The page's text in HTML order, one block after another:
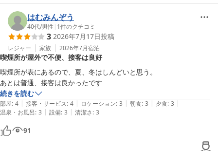
ご宿泊の感想をお寄せいただき重ねて御礼申し上げます。
価格につきましてご納得いただけたとのこと、安心いたしました。
今後もお客様に快適にお過ごしいただけるよう、サービスの向上に
努めてまいります。
またのお越しをスタッフ一同、心よりお待ちしております。
ホテル奥久慈館
菊池
大子温泉 ホテル奥久慈館（伊東園ホテルズ）
はむみんぞう
40代/男性 | 1件のクチコミ
3 2026年7月17日投稿
レジャー 家族 2026年7月宿泊
喫煙所が屋外で不便、接客は良好
喫煙所が表にあるので、夏、冬はしんどいと思う。
あとは普通、接客は良かったです
続きを読む
部屋: 4 | 接客・サービス: 4 | ロケーション: 3 | 朝食: 3 | 夕食: 3 |
温泉・お風呂: 3 | 設備: 3 | 清潔さ: 3
91